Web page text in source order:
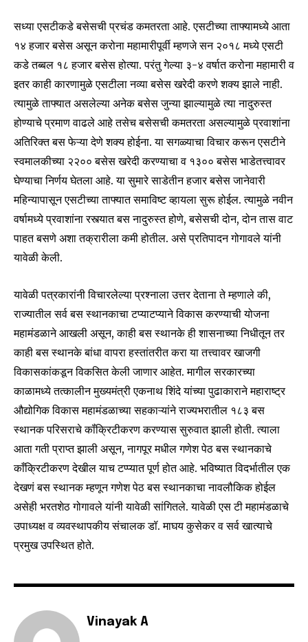
Join our community of
SUBSCRIBERS and be part of the
conversation.
To subscribe, simply enter your email address on our website
or click the subscribe button below. Don't worry, we respect
your privacy and won't spam your inbox. Your information is
SUBSCRIBE
I've read and accept the Privacy Policy
6,300 32,111 75
सध्या एसटीकडे बसेसची प्रचंड कमतरता आहे. एसटीच्या ताफ्यामध्ये आता
१४ हजार बसेस असून करोना महामारीपूर्वी म्हणजे सन २०१८ मध्ये एसटी
कडे तब्बल १८ हजार बसेस होत्या. परंतु गेल्या ३-४ वर्षात करोना महामारी व
इतर काही कारणामुळे एसटीला नव्या बसेस खरेदी करणे शक्य झाले नाही.
त्यामुळे ताफ्यात असलेल्या अनेक बसेस जुन्या झाल्यामुळे त्या नादुरुस्त
होण्याचे प्रमाण वाढले आहे तसेच बसेसची कमतरता असल्यामुळे प्रवाशांना
अतिरिक्त बस फेऱ्या देणे शक्य होईना. या सगळ्याचा विचार करून एसटीने
स्वमालकीच्या २२०० बसेस खरेदी करण्याचा व १३०० बसेस भाडेतत्त्वावर
घेण्याचा निर्णय घेतला आहे. या सुमारे साडेतीन हजार बसेस जानेवारी
महिन्यापासून एसटीच्या ताफ्यात समाविष्ट व्हायला सुरू होईल. त्यामुळे नवीन
वर्षामध्ये प्रवाशांना रस्त्यात बस नादुरुस्त होणे, बसेसची दोन, दोन तास वाट
पाहत बसणे अशा तक्रारीला कमी होतील. असे प्रतिपादन गोगावले यांनी
यावेळी केली.
यावेळी पत्रकारांनी विचारलेल्या प्रश्नाला उत्तर देताना ते म्हणाले की,
राज्यातील सर्व बस स्थानकाचा टप्याटप्याने विकास करण्याची योजना
महामंडळाने आखली असून, काही बस स्थानके ही शासनाच्या निधीतून तर
काही बस स्थानके बांधा वापरा हस्तांतरीत करा या तत्त्वावर खाजगी
विकासकांकडून विकसित केली जाणार आहेत. मागील सरकारच्या
काळामध्ये तत्कालीन मुख्यमंत्री एकनाथ शिंदे यांच्या पुढाकाराने महाराष्ट्र
औद्योगिक विकास महामंडळाच्या सहकाऱ्यांने राज्यभरातील १८३ बस
स्थानक परिसराचे कॉंक्रिटीकरण करण्यास सुरुवात झाली होती. त्याला
आता गती प्राप्त झाली असून, नागपूर मधील गणेश पेठ बस स्थानकाचे
काँक्रिटीकरण देखील याच टप्प्यात पूर्ण होत आहे. भविष्यात विदर्भातील एक
देखणं बस स्थानक म्हणून गणेश पेठ बस स्थानकाचा नावलौकिक होईल
असेही भरतशेठ गोगावले यांनी यावेळी सांगितले. यावेळी एस टी महामंडळाचे
उपाध्यक्ष व व्यवस्थापकीय संचालक डॉ. माघय कुसेकर व सर्व खात्याचे
प्रमुख उपस्थित होते.
Vinayak A